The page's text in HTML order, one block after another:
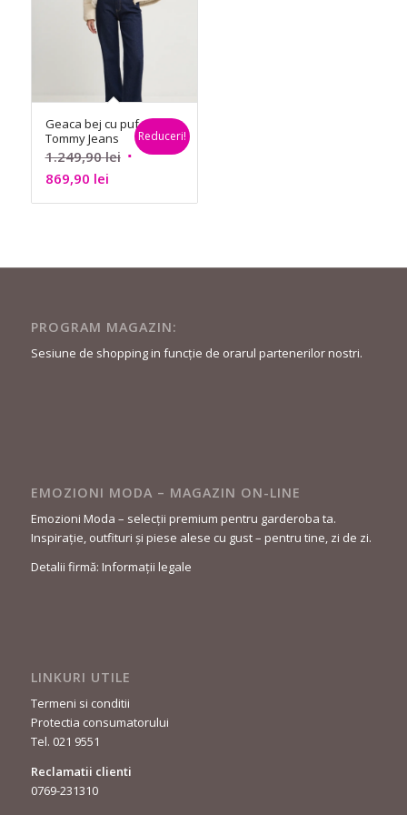
Geaca bej cu puf –
Tommy Jeans
1.249,90lei Prețul
a
869,90 leiPrețul
curent
Reduceri!
PROGRAM MAGAZIN:
Sesiune de shopping in funcție de orarul partenerilor nostri.
EMOZIONI MODA – MAGAZIN ON-LINE
Emozioni Moda – selecții premium pentru garderoba ta.
Inspirație, outfituri și piese alese cu gust – pentru tine, zi de zi.
Detalii firmă: Informații legale
LINKURI UTILE
Termeni si conditii
Protectia consumatorului
Tel. 021 9551
Reclamatii clienti
0769-231310